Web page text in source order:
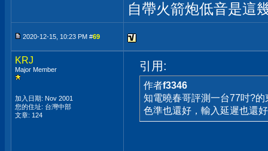
自帶火箭炮低音是這
2020-12-15, 10:23 PM #69
KRJ
Major Member
加入日期: Nov 2001
您的住址: 台灣中部
文章: 124
引用:
作者f3346
知電曉春哥評測一台77吋?
色準也還好，輸入延遲也還